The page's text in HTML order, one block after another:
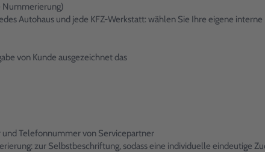
Nummerierung)
Autohaus und jede KFZ-Werkstatt: wählen Sie Ihre eigene
von Kunde ausgezeichnet das
Telefonnummer von Servicepartner
zur Selbstbeschriftung, sodass eine individuelle eindeutige